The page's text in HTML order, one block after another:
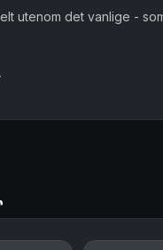
utenom det vanlige -